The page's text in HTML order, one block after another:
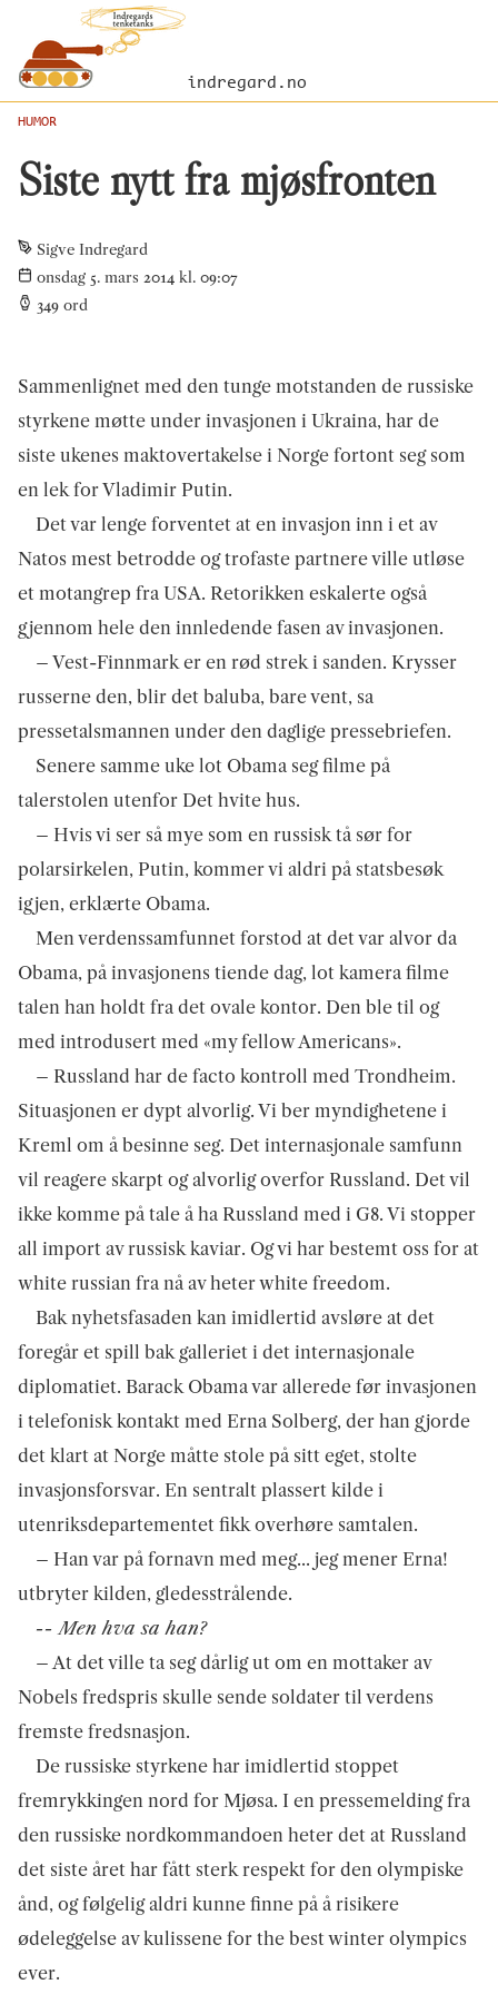
indregard.no
HUMOR
Siste nytt fra mjøsfronten
Sigve Indregard
onsdag 5. mars 2014 kl. 09:07
349 ord
Sammenlignet med den tunge motstanden de russiske
styrkene møtte under invasjonen i Ukraina, har de
siste ukenes maktovertakelse i Norge fortont seg som
en lek for Vladimir Putin.
Det var lenge forventet at en invasjon inn i et av
Natos mest betrodde og trofaste partnere ville utløse
et motangrep fra USA. Retorikken eskalerte også
gjennom hele den innledende fasen av invasjonen.
– Vest-Finnmark er en rød strek i sanden. Krysser
russerne den, blir det baluba, bare vent, sa
pressetalsmannen under den daglige pressebriefen.
Senere samme uke lot Obama seg filme på
talerstolen utenfor Det hvite hus.
– Hvis vi ser så mye som en russisk tå sør for
polarsirkelen, Putin, kommer vi aldri på statsbesøk
igjen, erklærte Obama.
Men verdenssamfunnet forstod at det var alvor da
Obama, på invasjonens tiende dag, lot kamera filme
talen han holdt fra det ovale kontor. Den ble til og
med introdusert med «my fellow Americans».
– Russland har de facto kontroll med Trondheim.
Situasjonen er dypt alvorlig. Vi ber myndighetene i
Kreml om å besinne seg. Det internasjonale samfunn
vil reagere skarpt og alvorlig overfor Russland. Det vil
ikke komme på tale å ha Russland med i G8. Vi stopper
all import av russisk kaviar. Og vi har bestemt oss for at
white russian fra nå av heter white freedom.
Bak nyhetsfasaden kan imidlertid avsløre at det
foregår et spill bak galleriet i det internasjonale
diplomatiet. Barack Obama var allerede før invasjonen
i telefonisk kontakt med Erna Solberg, der han gjorde
det klart at Norge måtte stole på sitt eget, stolte
invasjonsforsvar. En sentralt plassert kilde i
utenriksdepartementet fikk overhøre samtalen.
– Han var på fornavn med meg... jeg mener Erna!
utbryter kilden, gledesstrålende.
-- Men hva sa han?
– At det ville ta seg dårlig ut om en mottaker av
Nobels fredspris skulle sende soldater til verdens
fremste fredsnasjon.
De russiske styrkene har imidlertid stoppet
fremrykkingen nord for Mjøsa. I en pressemelding fra
den russiske nordkommandoen heter det at Russland
det siste året har fått sterk respekt for den olympiske
ånd, og følgelig aldri kunne finne på å risikere
ødeleggelse av kulissene for the best winter olympics
ever.